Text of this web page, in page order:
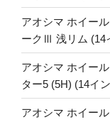
アオシマ ホイー
ークⅢ 浅リム (14
アオシマ ホイー
ター5 (5H) (14イ
アオシマ ホイー